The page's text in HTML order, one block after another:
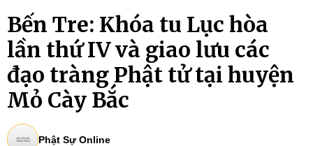
Bến Tre: Khóa tu Lục hòa
lần thứ IV và giao lưu các
đạo tràng Phật tử tại huyện
Mỏ Cày Bắc
Phật Sự Online